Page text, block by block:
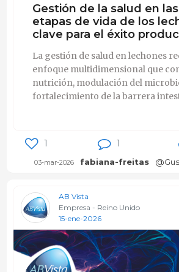
Gestión de la salud en
etapas de vida de los
clave para el éxito
La gestión de salud en lechones
enfoque multidimensional que
nutrición, modulación del
fortalecimiento de la barrera
1 1
03-mar-2026 fabiana-freitas
AB Vista
Empresa - Reino Unido
15-ene-2026